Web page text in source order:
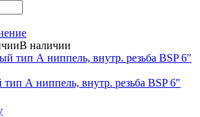
В наличии
А ниппель, внутр. резьба BSP 6"